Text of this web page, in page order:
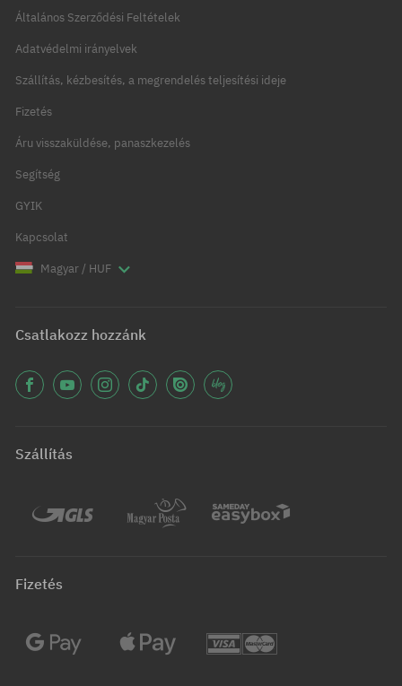
Általános Szerződési Feltételek
Adatvédelmi irányelvek
Szállítás, kézbesítés, a megrendelés teljesítési ideje
Fizetés
Áru visszaküldése, panaszkezelés
Segítség
GYIK
Kapcsolat
Magyar / HUF
Csatlakozz hozzánk
Szállítás
Fizetés